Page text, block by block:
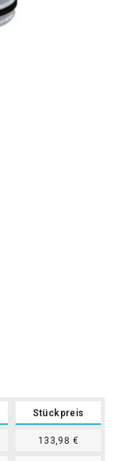
Stückpreis
133,98 €